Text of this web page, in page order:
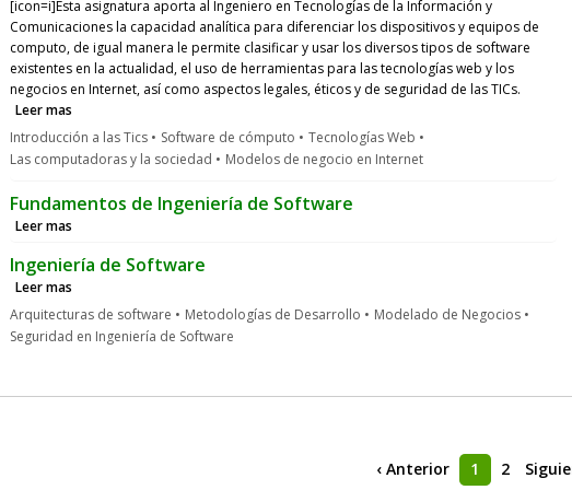
[icon=i]Esta asignatura aporta al Ingeniero en Tecnologías de la Información y
Comunicaciones la capacidad analítica para diferenciar los dispositivos y equipos de
computo, de igual manera le permite clasificar y usar los diversos tipos de software
existentes en la actualidad, el uso de herramientas para las tecnologías web y los
negocios en Internet, así como aspectos legales, éticos y de seguridad de las TICs.
Leer mas
Introducción a las Tics
Software de cómputo
Tecnologías Web
Las computadoras y la sociedad
Modelos de negocio en Internet
Fundamentos de Ingeniería de Software
Leer mas
Ingeniería de Software
Leer mas
Arquitecturas de software
Metodologías de Desarrollo
Modelado de Negocios
Seguridad en Ingeniería de Software
‹ Anterior 1 2